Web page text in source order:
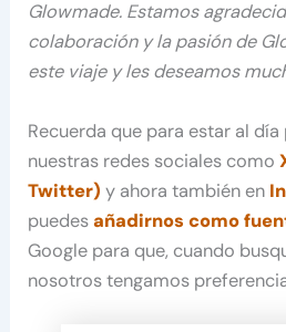
Glowmade. Estamos
colaboración y la pasión de
este viaje y les deseamos
Recuerda que para estar al
nuestras redes sociales como
Twitter) y ahora también en
puedesañadirnos como
Google para que, cuando
nosotros tengamos